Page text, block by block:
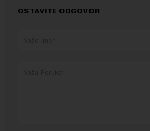
OSTAVITE ODGOVOR